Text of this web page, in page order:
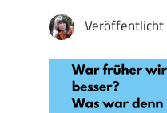
Veröffentlicht